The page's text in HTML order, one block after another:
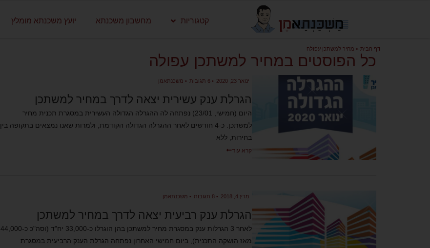
קטגוריות מחשבון משכנתא יועץ משכנתא מומלץ
דף הבית » מחיר למשתכן עפולה
כל הפוסטים במחיר למשתכן עפולה
ינואר 23, 2020 • 6 תגובות • משכנתאמן
הגרלת ענק עשירית יצאה לדרך במחיר למשתכן
היום (חמישי, 23/01) נפתחה לה ההגרלה הגדולה העשירית במסגרת תכנית מחיר
למשתכן. כ-4 חודשים לאחר ההגרלה הגדולה הקודמת, ולמרות שאנו נמצאים בתקופה בין
בחירות, ללא
קרא עוד
מרץ 4, 2018 • 8 תגובות • משכנתאמן
הגרלת ענק רביעית יצאה לדרך במחיר למשתכן
לאחר 3 הגרלות ענק במסגרת מחיר למשתכן בהן הוגרלו כ-33,000 יח"ד (וסה"כ כ-44,000
מאז הושקה התכנית), ביום חמישי האחרון נפתחה הגרלת הענק הרביעית במסגרת